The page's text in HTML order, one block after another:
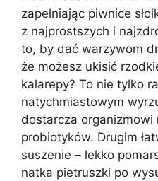
zapełniając piwnice
z najprostszych i
to, by dać warzywom
że możesz ukisić
kalarepy? To nie tylko
natychmiastowym
dostarcza organizmowi
probiotyków. Drugim
suszenie – lekko
natka pietruszki po